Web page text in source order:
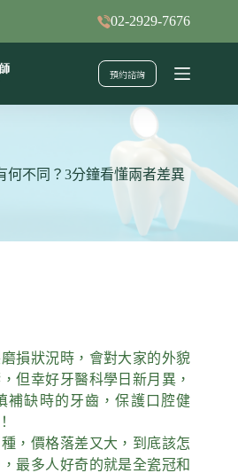
02-2929-7676
預約諮詢
何不同？3分鐘看懂兩者差異
損狀況時，會對大家的外貌
但幸好牙醫科學日新月異，
補缺時的牙齒，保護口腔健
，價格落差又大，到底該怎
最多人好奇的就是全瓷冠和